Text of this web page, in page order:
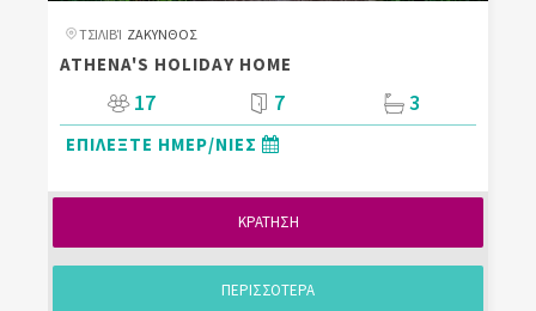
ΤΣΙΛΙΒΊ ΖΑΚΥΝΘΟΣ
ATHENA'S HOLIDAY HOME
17 7 3
ΕΠΙΛΕΞΤΕ ΗΜΕΡ/ΝΙΕΣ
ΚΡΑΤΗΣΗ
ΠΕΡΙΣΣΟΤΕΡΑ